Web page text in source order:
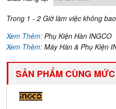
Trong 1 - 2 Giờ làm việc không
Xem Thêm:Phụ Kiện Hàn INGCO
Xem Thêm:Máy Hàn & Phụ Kiện
SẢN PHẨM CÙNG